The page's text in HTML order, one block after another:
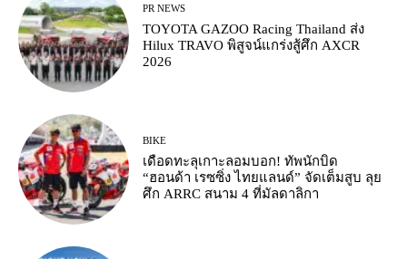
PR NEWS
TOYOTA GAZOO Racing Thailand ส่ง
Hilux TRAVO พิสูจน์แกร่งสู้ศึก AXCR
2026
BIKE
เดือดทะลุเกาะลอมบอก! ทัพนักบิด
“ฮอนด้า เรซซิ่ง ไทยแลนด์” จัดเต็มสูบ ลุย
ศึก ARRC สนาม 4 ที่มัลดาลิกา